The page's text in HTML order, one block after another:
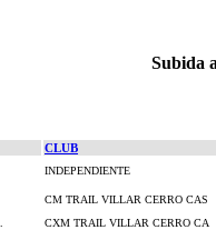
Subida
CLUB
INDEPENDIENTE
CM TRAIL VILLAR CERRO CAS
CXM TRAIL VILLAR CERRO CA